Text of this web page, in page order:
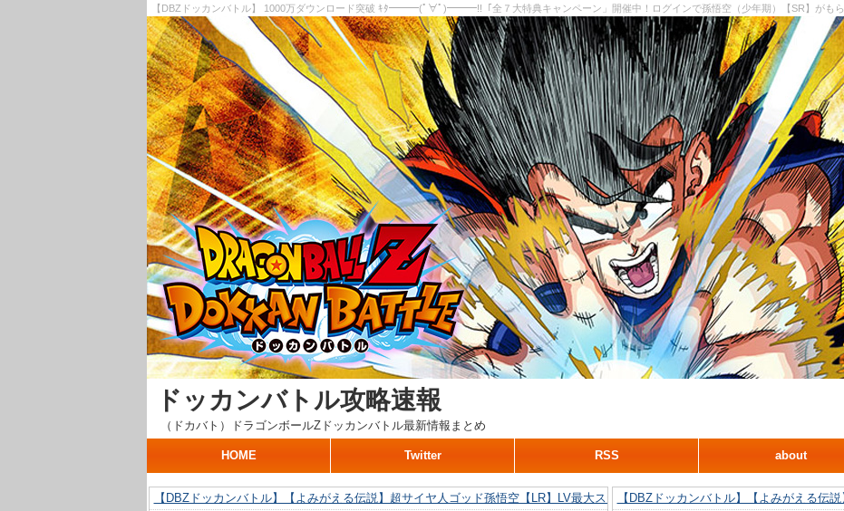
【DBZドッカンバトル】 1000万ダウンロード突破 ｷﾀ━━━(ﾟ∀ﾟ)━━━!!「全７大特典キャンペーン」開催中！ログインで孫悟空（少年期）【SR】がも
ドッカンバトル攻略速報
（ドカバト）ドラゴンボールZドッカンバトル最新情報まとめ
HOME Twitter RSS about
【DBZドッカンバトル】【よみがえる伝説】超サイヤ人ゴッド孫悟空【LR】LV最大ステータスまとめ！【DBZドッカンバトル】【よみがえる伝